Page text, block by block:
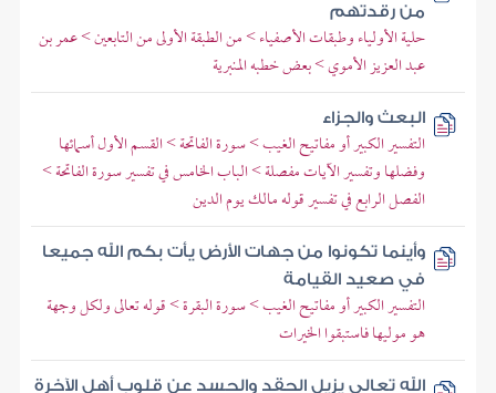
من رقدتهم
حلية الأولياء وطبقات الأصفياء > من الطبقة الأولى من التابعين > عمر بن
عبد العزيز الأموي > بعض خطبه المنبرية
البعث والجزاء
التفسير الكبير أو مفاتيح الغيب > سورة الفاتحة > القسم الأول أسمائها
وفضلها وتفسير الآيات مفصلة > الباب الخامس في تفسير سورة الفاتحة >
الفصل الرابع في تفسير قوله مالك يوم الدين
وأينما تكونوا من جهات الأرض يأت بكم الله جميعا
في صعيد القيامة
التفسير الكبير أو مفاتيح الغيب > سورة البقرة > قوله تعالى ولكل وجهة
هو موليها فاستبقوا الخيرات
الله تعالى يزيل الحقد والحسد عن قلوب أهل الآخرة